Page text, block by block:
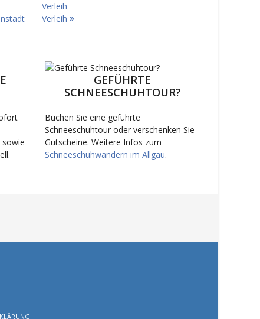
Verleih
Verleih
sowie
GEFÜHRTE
SCHNEESCHUHTOUR?
Buchen Sie eine geführte
Schneeschuhtour oder verschenken Sie
Gutscheine. Weitere Infos zum
Schneeschuhwandern im Allgäu.